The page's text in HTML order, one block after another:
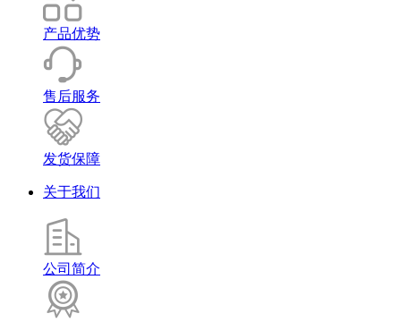
产品优势
售后服务
发货保障
关于我们
公司简介